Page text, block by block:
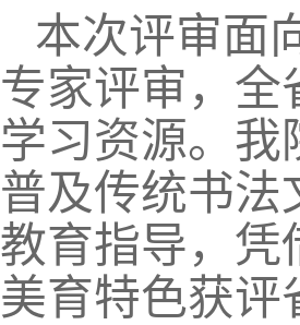
本次评审面
专家评审，全
学习资源。我
普及传统书法
教育指导，凭
美育特色获评